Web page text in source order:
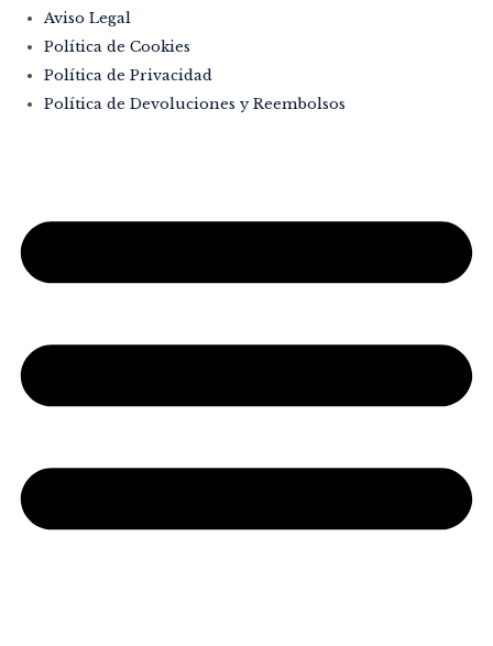
Aviso Legal
Política de Cookies
Política de Privacidad
Política de Devoluciones y Reembolsos